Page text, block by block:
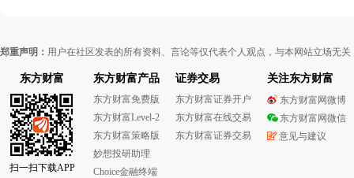
郑重声明： 用户在社区发表的所有资料、言论等仅代表个人观点，与本网站立场无
东方财富
扫一扫下载APP
东方财富产品
东方财富免费版
东方财富Level-2
东方财富策略版
妙想投研助理
Choice金融终端
证券交易
东方财富证券开户
东方财富在线交易
东方财富证券交易
关注东方财富
东方财富网微博
东方财富网微信
意见与建议